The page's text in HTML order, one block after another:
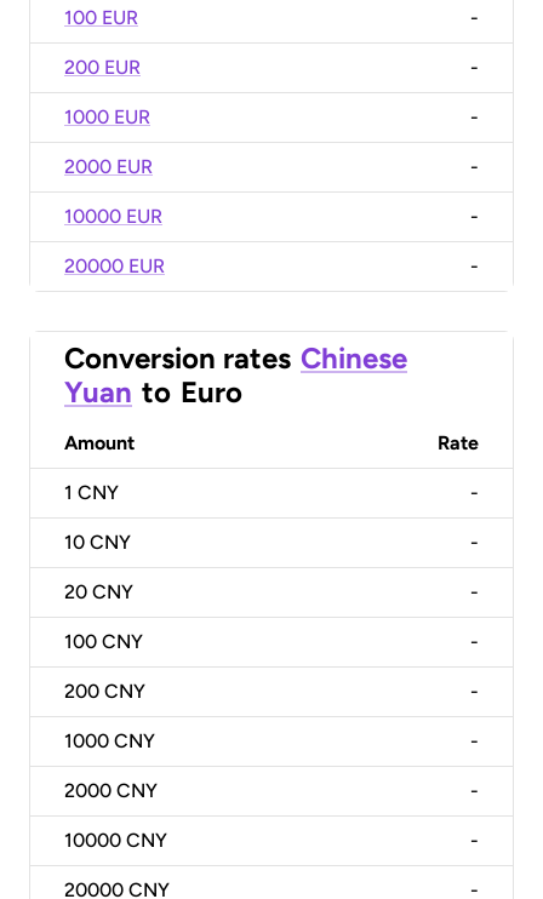
100 EUR -
200 EUR -
1000 EUR -
2000 EUR -
10000 EUR -
20000 EUR -
Conversion rates Chinese
Yuan to Euro
Amount Rate
1 CNY -
10 CNY -
20 CNY -
100 CNY -
200 CNY -
1000 CNY -
2000 CNY -
10000 CNY -
20000 CNY -